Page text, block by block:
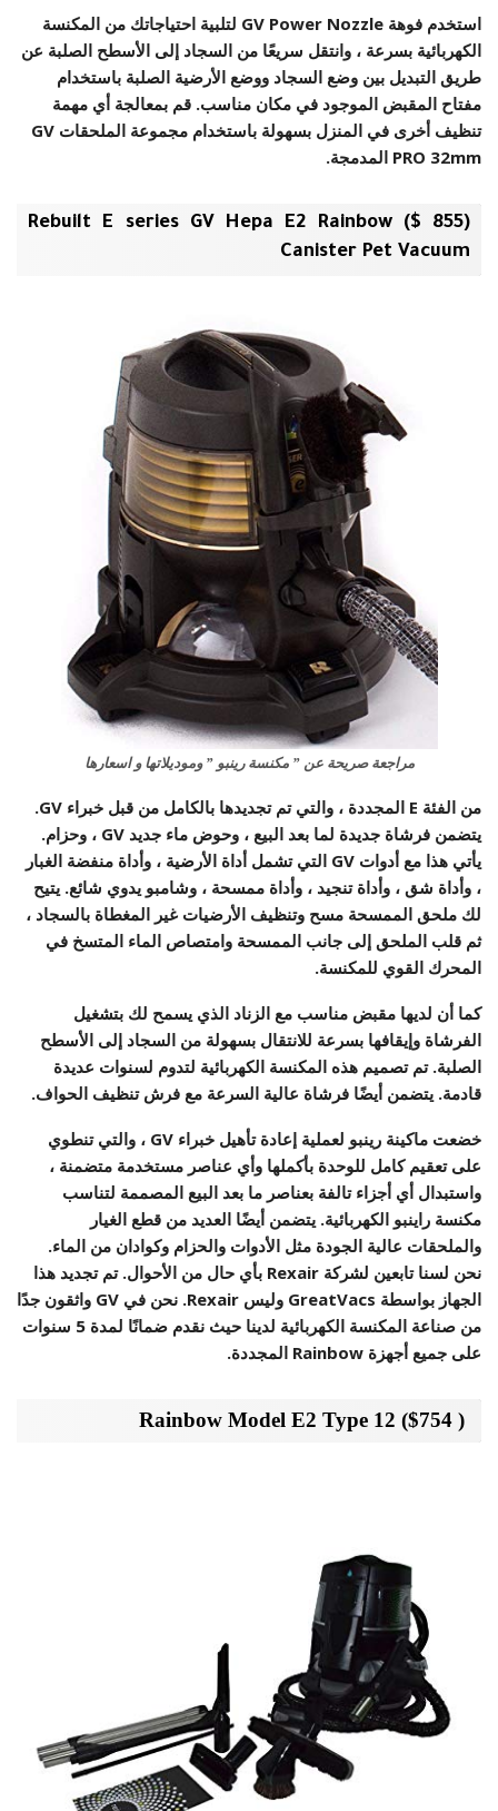
استخدم فوهة GV Power Nozzle لتلبية احتياجاتك من المكنسة
الكهربائية بسرعة ، وانتقل سريعًا من السجاد إلى الأسطح الصلبة عن
طريق التبديل بين وضع السجاد ووضع الأرضية الصلبة باستخدام
مفتاح المقبض الموجود في مكان مناسب. قم بمعالجة أي مهمة
تنظيف أخرى في المنزل بسهولة باستخدام مجموعة الملحقات GV
PRO 32mm المدمجة.
(855 $) Rebuilt E series GV Hepa E2 Rainbow
Canister Pet Vacuum
مراجعة صريحة عن ” مكنسة رينبو ” وموديلاتها و اسعارها
من الفئة E المجددة ، والتي تم تجديدها بالكامل من قبل خبراء GV.
يتضمن فرشاة جديدة لما بعد البيع ، وحوض ماء جديد GV ، وحزام.
يأتي هذا مع أدوات GV التي تشمل أداة الأرضية ، وأداة منفضة الغبار
، وأداة شق ، وأداة تنجيد ، وأداة ممسحة ، وشامبو يدوي شائع. يتيح
لك ملحق الممسحة مسح وتنظيف الأرضيات غير المغطاة بالسجاد ،
ثم قلب الملحق إلى جانب الممسحة وامتصاص الماء المتسخ في
المحرك القوي للمكنسة.
كما أن لديها مقبض مناسب مع الزناد الذي يسمح لك بتشغيل
الفرشاة وإيقافها بسرعة للانتقال بسهولة من السجاد إلى الأسطح
الصلبة. تم تصميم هذه المكنسة الكهربائية لتدوم لسنوات عديدة
قادمة. يتضمن أيضًا فرشاة عالية السرعة مع فرش تنظيف الحواف.
خضعت ماكينة رينبو لعملية إعادة تأهيل خبراء GV ، والتي تنطوي
على تعقيم كامل للوحدة بأكملها وأي عناصر مستخدمة متضمنة ،
واستبدال أي أجزاء تالفة بعناصر ما بعد البيع المصممة لتناسب
مكنسة راينبو الكهربائية. يتضمن أيضًا العديد من قطع الغيار
والملحقات عالية الجودة مثل الأدوات والحزام وكوادان من الماء.
نحن لسنا تابعين لشركة Rexair بأي حال من الأحوال. تم تجديد هذا
الجهاز بواسطة GreatVacs وليس Rexair. نحن في GV واثقون جدًا
من صناعة المكنسة الكهربائية لدينا حيث نقدم ضمانًا لمدة 5 سنوات
على جميع أجهزة Rainbow المجددة.
( $754) Rainbow Model E2 Type 12